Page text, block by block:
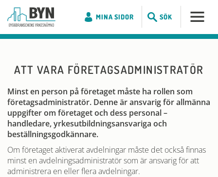
MINA SIDOR SÖK
ATT VARA FÖRETAGSADMINISTRATÖR
Minst en person på företaget måste ha rollen som
företagsadministratör. Denne är ansvarig för allmänna
uppgifter om företaget och dess personal –
handledare, yrkesutbildningsansvariga och
beställningsgodkännare.
Om företaget aktiverat avdelningar måste det också finnas
minst en avdelningsadministratör som är ansvarig för att
administrera en eller flera avdelningar.